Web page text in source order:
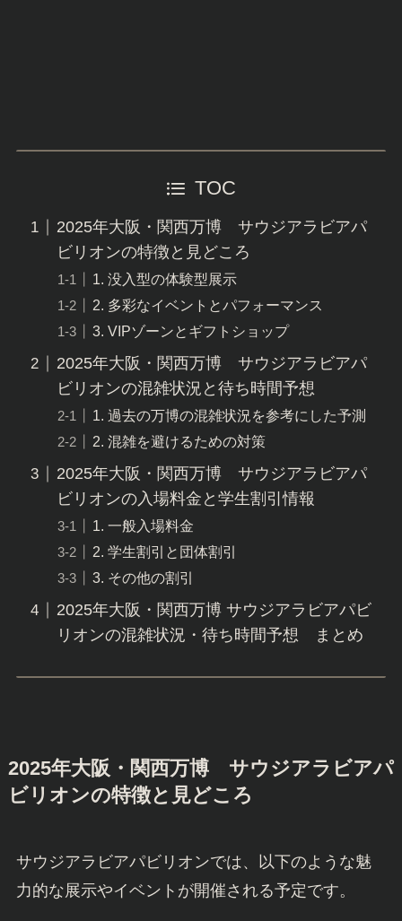
TOC
2025年大阪・関西万博 サウジアラビアパ
ビリオンの特徴と見どころ
1. 没入型の体験型展示
2. 多彩なイベントとパフォーマンス
3. VIPゾーンとギフトショップ
2025年大阪・関西万博 サウジアラビアパ
ビリオンの混雑状況と待ち時間予想
1. 過去の万博の混雑状況を参考にした予測
2. 混雑を避けるための対策
2025年大阪・関西万博 サウジアラビアパ
ビリオンの入場料金と学生割引情報
1. 一般入場料金
2. 学生割引と団体割引
3. その他の割引
2025年大阪・関西万博 サウジアラビアパビ
リオンの混雑状況・待ち時間予想 まとめ
2025年大阪・関西万博 サウジアラビアパ
ビリオンの特徴と見どころ
サウジアラビアパビリオンでは、以下のような魅
力的な展示やイベントが開催される予定です。